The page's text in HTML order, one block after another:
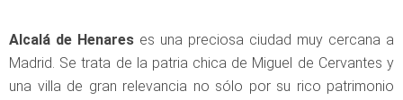
Alcalá de Henares es una preciosa ciudad muy cercana a
Madrid. Se trata de la patria chica de Miguel de Cervantes y
una villa de gran relevancia no sólo por su rico patrimonio